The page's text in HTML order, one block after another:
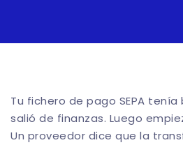
Tu fichero de pago SEPA
salió de finanzas. Luego
Un proveedor dice que la